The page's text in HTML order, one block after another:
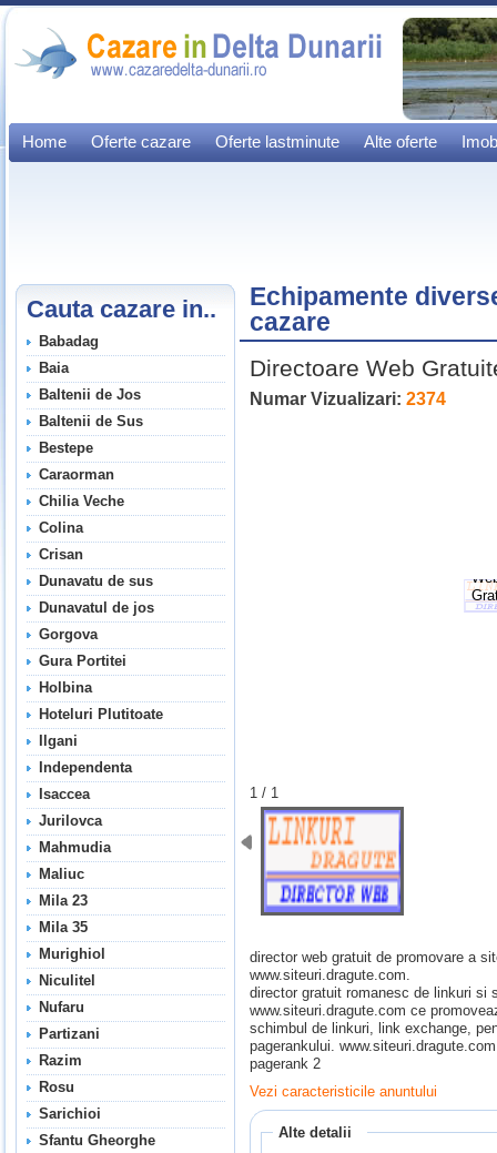
Home Oferte cazare Oferte lastminute Alte oferte
Cauta cazare in..
Babadag
Baia
Baltenii de Jos
Baltenii de Sus
Bestepe
Caraorman
Chilia Veche
Colina
Crisan
Dunavatu de sus
Dunavatul de jos
Gorgova
Gura Portitei
Holbina
Hoteluri Plutitoate
Ilgani
Independenta
Isaccea
Jurilovca
Mahmudia
Maliuc
Mila 23
Mila 35
Murighiol
Niculitel
Nufaru
Partizani
Razim
Rosu
Sarichioi
Sfantu Gheorghe
Echipamente
cazare
Directoare Web
Numar Vizualizari: 2374
1 / 1
director web gratuit de promovare a
www.siteuri.dragute.com.
director gratuit romanesc de linkuri si
www.siteuri.dragute.com ce
schimbul de linkuri, link exchange,
pagerankului.
pagerank 2
Vezi caracteristicile anuntului
Alte detalii